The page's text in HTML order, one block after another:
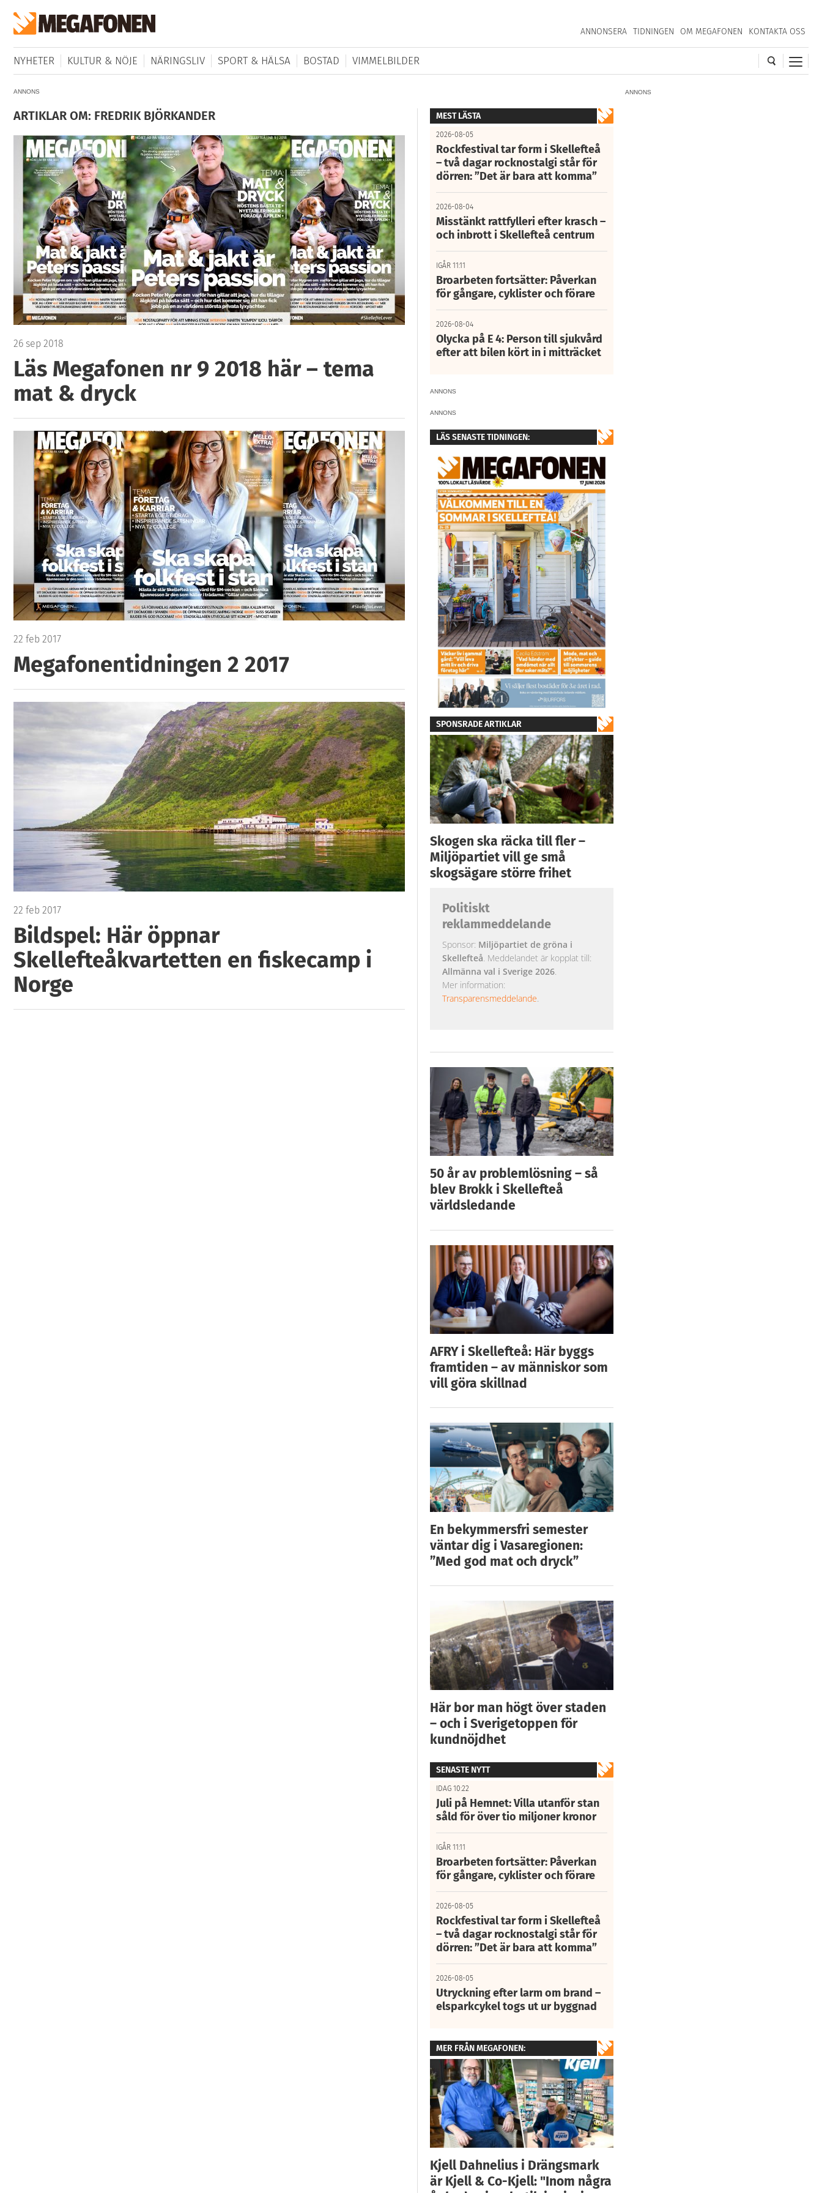
ANNONSERA TIDNINGEN OM MEGAFONEN KONTAKTA OSS
NYHETER KULTUR & NÖJE NÄRINGSLIV SPORT & HÄLSA BOSTAD VIMMELBILDER
ANNONS
ANNONS
ARTIKLAR OM: FREDRIK BJÖRKANDER
26 sep 2018
Läs Megafonen nr 9 2018 här – tema
mat & dryck
22 feb 2017
Megafonentidningen 2 2017
22 feb 2017
Bildspel: Här öppnar
Skellefteåkvartetten en fiskecamp i
Norge
MEST LÄSTA
2026-08-05
Rockfestival tar form i Skellefteå
– två dagar rocknostalgi står för
dörren: ”Det är bara att komma”
2026-08-04
Misstänkt rattfylleri efter krasch –
och inbrott i Skellefteå centrum
IGÅR 11:11
Broarbeten fortsätter: Påverkan
för gångare, cyklister och förare
2026-08-04
Olycka på E 4: Person till sjukvård
efter att bilen kört in i mitträcket
ANNONS
ANNONS
LÄS SENASTE TIDNINGEN:
SPONSRADE ARTIKLAR
Skogen ska räcka till fler –
Miljöpartiet vill ge små
skogsägare större frihet
Politiskt
reklammeddelande
Sponsor: Miljöpartiet de gröna i
Skellefteå. Meddelandet är kopplat till:
Allmänna val i Sverige 2026.
Mer information:
Transparensmeddelande.
50 år av problemlösning – så
blev Brokk i Skellefteå
världsledande
AFRY i Skellefteå: Här byggs
framtiden – av människor som
vill göra skillnad
En bekymmersfri semester
väntar dig i Vasaregionen:
”Med god mat och dryck”
Här bor man högt över staden
– och i Sverigetoppen för
kundnöjdhet
SENASTE NYTT
IDAG 10:22
Juli på Hemnet: Villa utanför stan
såld för över tio miljoner kronor
IGÅR 11:11
Broarbeten fortsätter: Påverkan
för gångare, cyklister och förare
2026-08-05
Rockfestival tar form i Skellefteå
– två dagar rocknostalgi står för
dörren: ”Det är bara att komma”
2026-08-05
Utryckning efter larm om brand –
elsparkcykel togs ut ur byggnad
MER FRÅN MEGAFONEN:
Kjell Dahnelius i Drängsmark
är Kjell & Co-Kjell: "Inom några